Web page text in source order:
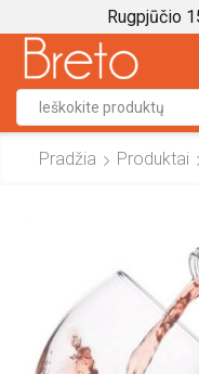
Rugpjūčio
Pradžia Produktai